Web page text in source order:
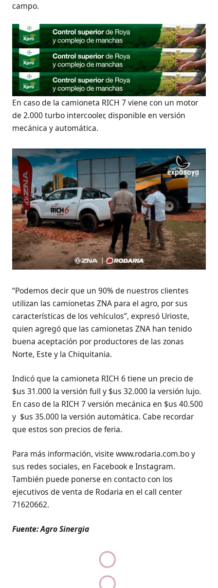
campo.
En caso de la camioneta RICH 7 viene con un motor
de 2.000 turbo intercooler, disponible en versión
mecánica y automática.
“Podemos decir que un 90% de nuestros clientes
utilizan las camionetas ZNA para el agro, por sus
características de los vehículos”, expresó Urioste,
quien agregó que las camionetas ZNA han tenido
buena aceptación por productores de las zonas
Norte, Este y la Chiquitania.
Indicó que la camioneta RICH 6 tiene un precio de
$us 31.000 la versión full y $us 32.000 la versión lujo.
En caso de la RICH 7 versión mecánica en $us 40.500
y $us 35.000 la versión automática. Cabe recordar
que estos son precios de feria.
Para más información, visite www.rodaria.com.bo y
sus redes sociales, en Facebook e Instagram.
También puede ponerse en contacto con los
ejecutivos de venta de Rodaria en el call center
71620662.
Fuente: Agro Sinergia